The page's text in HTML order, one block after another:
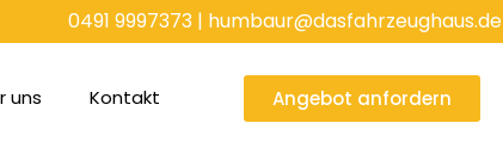
0491 9997373 | humbaur@dasfahrzeughaus.de
uns Kontakt Angebot anfordern